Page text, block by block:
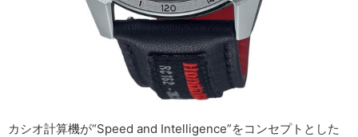
カシオ計算機が“Speed and Intelligence”をコンセプトとした